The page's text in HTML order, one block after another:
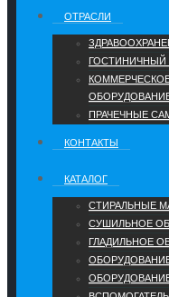
ОТРАСЛИ
ГОСТИНИЧНЫЙ
ПРАЧЕЧНЫЕ
КОНТАКТЫ
КАТАЛОГ
СТИРАЛЬНЫЕ
СУШИЛЬНОЕ
ГЛАДИЛЬНОЕ